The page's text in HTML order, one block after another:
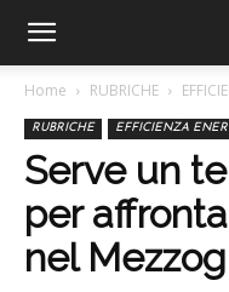
Home RUBRICHE
RUBRICHE EFFICIENZA
Serve un
per
nel